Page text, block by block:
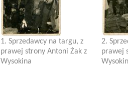
1. Sprzedawcy na targu, z
prawej strony Antoni Żak z
Wysokina
2.
prawej